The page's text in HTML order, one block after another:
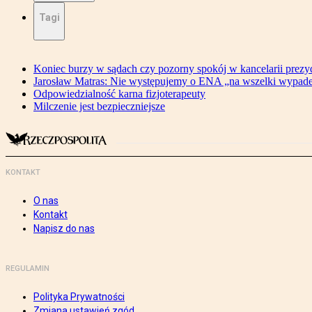
Tagi
Koniec burzy w sądach czy pozorny spokój w kancelarii
Jarosław Matras: Nie występujemy o ENA „na wszelki
Odpowiedzialność karna fizjoterapeuty
Milczenie jest bezpieczniejsze
KONTAKT
O nas
Kontakt
Napisz do nas
REGULAMIN
Polityka Prywatności